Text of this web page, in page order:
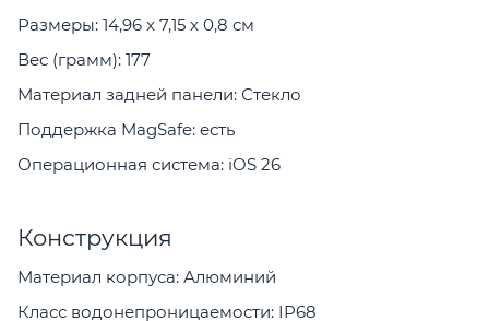
Размеры: 14,96 x 7,15 x 0,8 см
Вес (грамм): 177
Материал задней панели: Стекло
Поддержка MagSafe: есть
Операционная система: iOS 26
Конструкция
Материал корпуса: Алюминий
Класс водонепроницаемости: IP68